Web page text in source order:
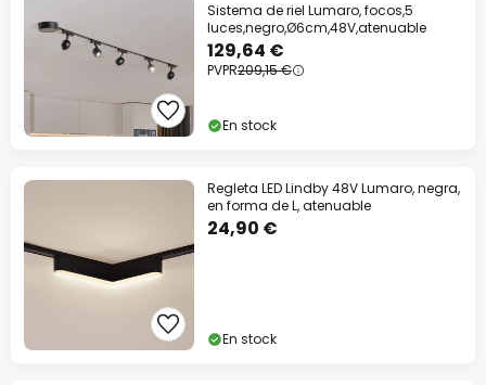
Sistema de riel Lumaro, focos,5
luces,negro,Ø6cm,48V,atenuable
129,64 €
PVPR209,15 €
En stock
Regleta LED Lindby 48V Lumaro, negra,
en forma de L, atenuable
24,90 €
En stock